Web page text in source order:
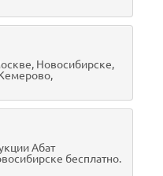
Новосибирске,
Абат
бесплатно.